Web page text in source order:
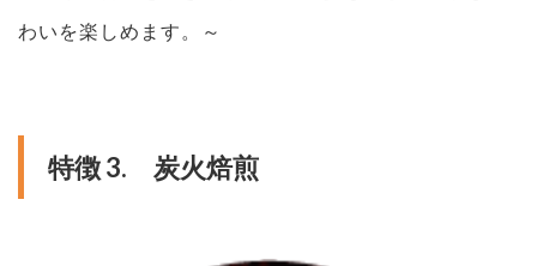
わいを楽しめます。～
特徴 3. 炭火焙煎